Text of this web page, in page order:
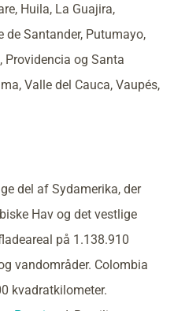
Huila, La Guajira,
de Santander, Putumayo,
Providencia og Santa
Valle del Cauca, Vaupés,
del af Sydamerika, der
Hav og det vestlige
på 1.138.910
vandområder. Colombia
kvadratkilometer.